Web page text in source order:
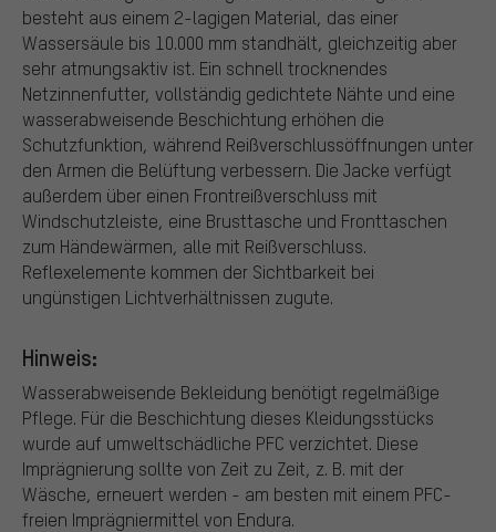
besteht aus einem 2-lagigen Material, das einer
Wassersäule bis 10.000 mm standhält, gleichzeitig aber
sehr atmungsaktiv ist. Ein schnell trocknendes
Netzinnenfutter, vollständig gedichtete Nähte und eine
wasserabweisende Beschichtung erhöhen die
Schutzfunktion, während Reißverschlussöffnungen unter
den Armen die Belüftung verbessern. Die Jacke verfügt
außerdem über einen Frontreißverschluss mit
Windschutzleiste, eine Brusttasche und Fronttaschen
zum Händewärmen, alle mit Reißverschluss.
Reflexelemente kommen der Sichtbarkeit bei
ungünstigen Lichtverhältnissen zugute.
Hinweis:
Wasserabweisende Bekleidung benötigt regelmäßige
Pflege. Für die Beschichtung dieses Kleidungsstücks
wurde auf umweltschädliche PFC verzichtet. Diese
Imprägnierung sollte von Zeit zu Zeit, z. B. mit der
Wäsche, erneuert werden - am besten mit einem PFC-
freien Imprägniermittel von Endura.